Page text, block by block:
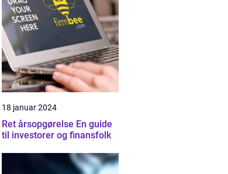
18 januar 2024
Ret årsopgørelse En guide
til investorer og finansfolk